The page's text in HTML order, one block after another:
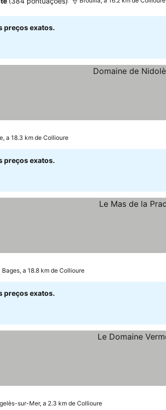
preços exatos.
a 18.3 km de Collioure
preços exatos.
Bages, a 18.8 km de Collioure
preços exatos.
sur-Mer, a 2.3 km de Collioure